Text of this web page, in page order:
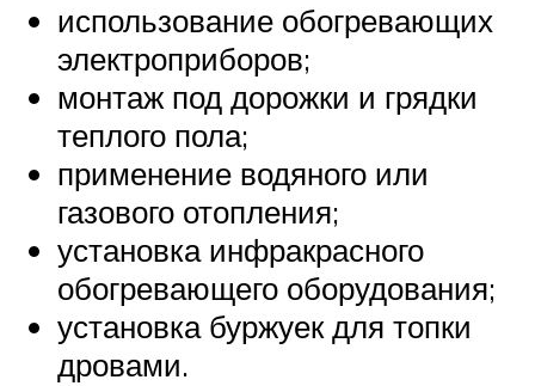
использование обогревающих
электроприборов;
монтаж под дорожки и грядки
теплого пола;
применение водяного или
газового отопления;
установка инфракрасного
обогревающего оборудования;
установка буржуек для топки
дровами.